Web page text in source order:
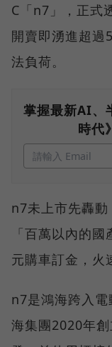
C「n7」，正式
開賣即湧進超過
法負荷。
掌握最新AI、
時代
n7未上市先轟
「百萬以內的
元購車訂金，火
n7是鴻海跨入
海集團2020年